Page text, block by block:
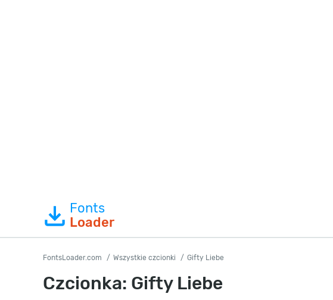
Fonts
Loader
FontsLoader.com Wszystkie czcionki Gifty Liebe
Czcionka: Gifty Liebe